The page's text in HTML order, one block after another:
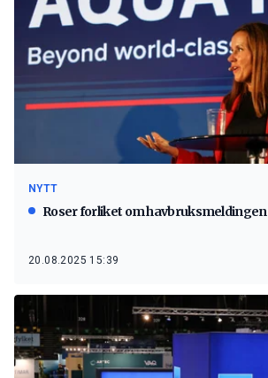
NYTT
Roser forliket om havbruksmeldingen
20.08.2025 15:39